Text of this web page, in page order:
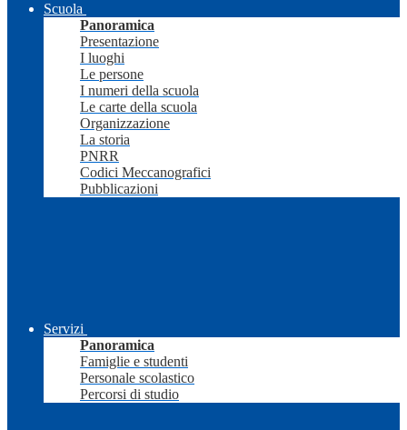
Scuola
Panoramica
Presentazione
I luoghi
Le persone
I numeri della scuola
Le carte della scuola
Organizzazione
La storia
PNRR
Codici Meccanografici
Pubblicazioni
Servizi
Panoramica
Famiglie e studenti
Personale scolastico
Percorsi di studio